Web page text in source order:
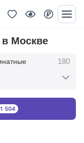
Москве
180
1 504